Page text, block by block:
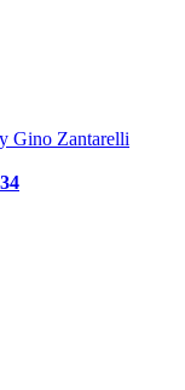
Gino Zantarelli